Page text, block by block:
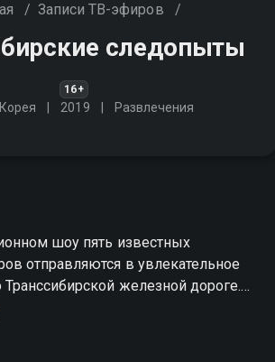
/ Записи ТВ-эфиров /
следопыты
16+
2019 Развлечения
шоу пять известных
отправляются в увлекательное
Транссибирской железной дороге.
столкнутся с тем, с чем прежде